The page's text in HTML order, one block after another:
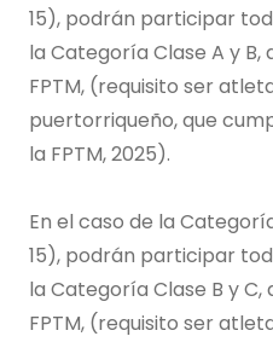
15), podrán participar
la Categoría Clase A y
FPTM, (requisito ser
puertorriqueño, que
la FPTM, 2025).
En el caso de la
15), podrán participar
la Categoría Clase B y
FPTM, (requisito ser